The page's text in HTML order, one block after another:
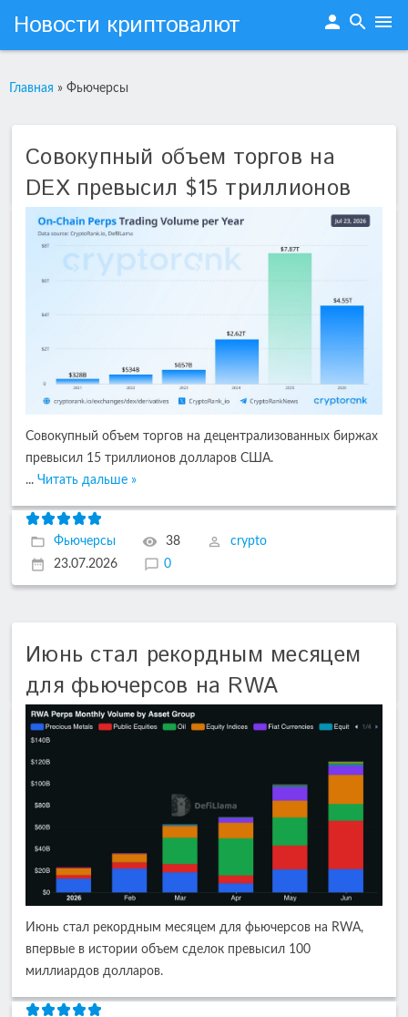
Новости криптовалют person search menu
Главная » Фьючерсы
Совокупный объем торгов на
DEX превысил $15 триллионов
Совокупный объем торгов на децентрализованных биржах
превысил 15 триллионов долларов США.
... Читать дальше »
Фьючерсы 38
crypto
23.07.2026
0
Июнь стал рекордным месяцем
для фьючерсов на RWA
Июнь стал рекордным месяцем для фьючерсов на RWA,
впервые в истории объем сделок превысил 100
миллиардов долларов.